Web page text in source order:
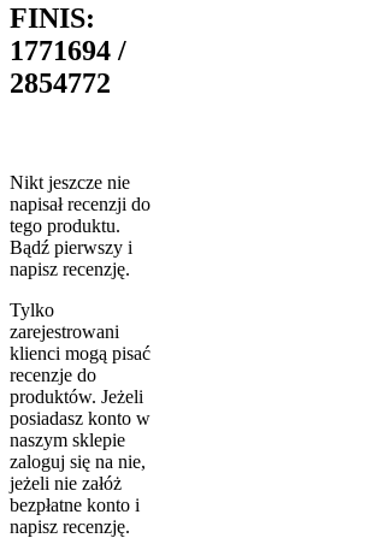
FINIS:
1771694 /
2854772
Nikt jeszcze nie
napisał recenzji do
tego produktu.
Bądź pierwszy i
napisz recenzję.
Tylko
zarejestrowani
klienci mogą pisać
recenzje do
produktów. Jeżeli
posiadasz konto w
naszym sklepie
zaloguj się na nie,
jeżeli nie załóż
bezpłatne konto i
napisz recenzję.